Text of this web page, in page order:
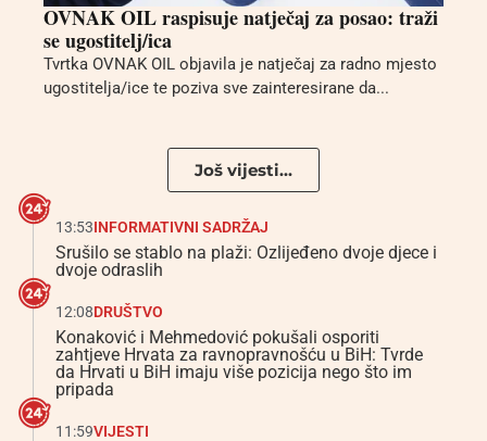
OVNAK OIL raspisuje natječaj za posao: traži
se ugostitelj/ica
Tvrtka OVNAK OIL objavila je natječaj za radno mjesto
ugostitelja/ice te poziva sve zainteresirane da...
Još vijesti...
13:53INFORMATIVNI SADRŽAJ
Srušilo se stablo na plaži: Ozlijeđeno dvoje djece i
dvoje odraslih
12:08DRUŠTVO
Konaković i Mehmedović pokušali osporiti
zahtjeve Hrvata za ravnopravnošću u BiH: Tvrde
da Hrvati u BiH imaju više pozicija nego što im
pripada
11:59VIJESTI